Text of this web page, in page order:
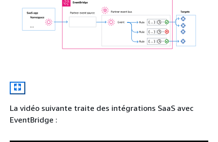
La vidéo suivante traite des intégrations SaaS avec
EventBridge :